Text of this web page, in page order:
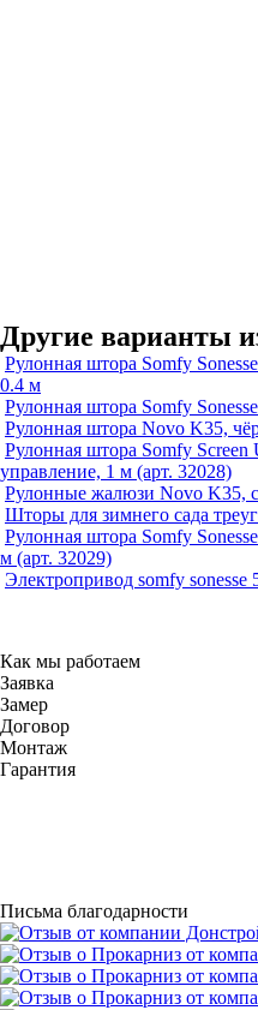
Другие варианты
Рулонная штора Somfy
0.4 м
Рулонная штора Somfy
Рулонная штора Novo K35,
Рулонная штора Somfy
управление, 1 м (арт. 32028)
Рулонные жалюзи Novo K35,
Шторы для зимнего сада
Рулонная штора Somfy
м (арт. 32029)
Электропривод somfy sonesse
Как мы работаем
Заявка
Замер
Договор
Монтаж
Гарантия
Письма благодарности